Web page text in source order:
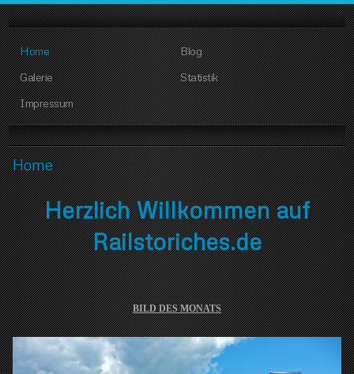
Home
Blog
Galerie
Statistik
Impressum
Home
Herzlich Willkommen auf
Railstoriches.de
BILD DES MONATS